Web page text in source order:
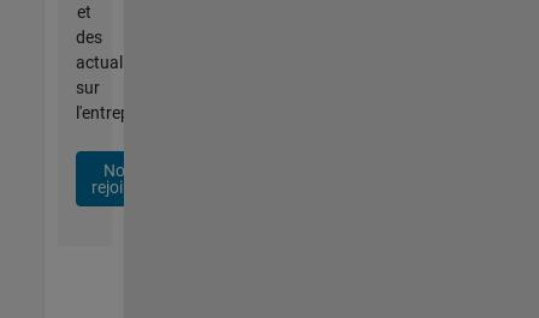
et
des
actualités
sur
l'entreprise.
Nous
rejoindre